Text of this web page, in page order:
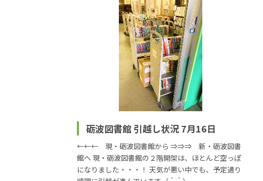
砺波図書館 引越し状況 7月16日
←←← 現・砺波図書館から ⇒⇒⇒ 新・砺波図書
館へ 現・砺波図書館の２階開架は、ほとんど空っぽ
になりました・・・！ 天気が悪い中でも、予定通り